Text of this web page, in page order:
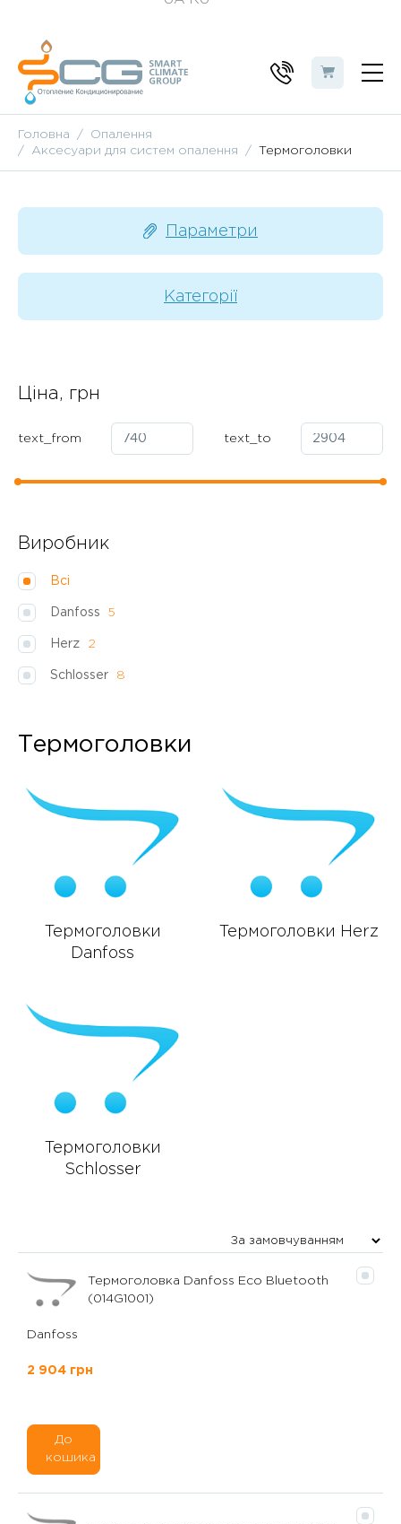
Головна
Опалення
Аксесуари для систем опалення
Термоголовки
Параметри
Категорії
Ціна, грн
text_from text_to
Виробник
Всі
Danfoss 5
Herz 2
Schlosser 8
Термоголовки
Термоголовки
Danfoss
Термоголовки Herz
Термоголовки
Schlosser
Термоголовка Danfoss Eco Bluetooth
(014G1001)
Danfoss
2 904 грн
До
кошика